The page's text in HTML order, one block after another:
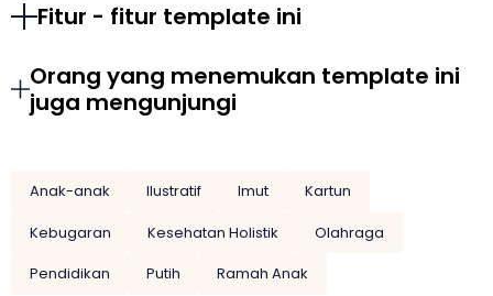
Fitur - fitur template ini
Orang yang menemukan template ini
juga mengunjungi
Anak-anak Ilustratif Imut
Kartun
Kebugaran
Kesehatan Holistik
Olahraga
Pendidikan
Putih Ramah Anak